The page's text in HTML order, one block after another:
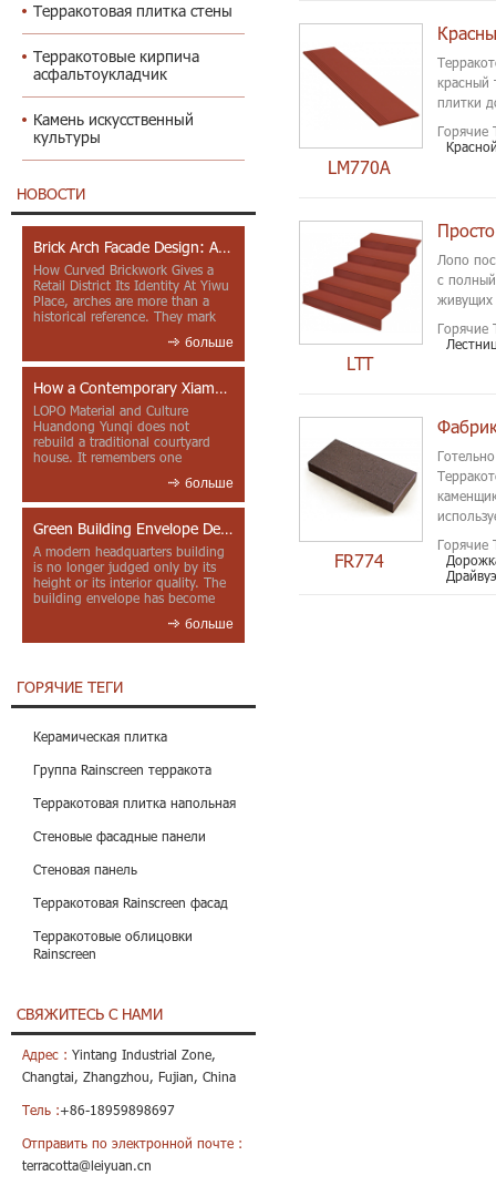
Терракотовая плитка стены
Терракотовые кирпича
асфальтоукладчик
Камень искусственный
культуры
НОВОСТИ
Brick Arch Facade Design: A Closer Look at Yiwu Place
How Curved Brickwork Gives a
Retail District Its Identity At Yiwu
Place, arches are more than a
historical reference. They mark
больше
How a Contemporary Xiamen Project Reframes Minnan Red Brick
LOPO Material and Culture
Huandong Yunqi does not
rebuild a traditional courtyard
house. It remembers one
больше
Green Building Envelope Design: Clay Sunscreen Fins for Modern Headquarters Architecture
A modern headquarters building
is no longer judged only by its
height or its interior quality. The
building envelope has become
больше
ГОРЯЧИЕ ТЕГИ
Керамическая плитка
Группа Rainscreen терракота
Терракотовая плитка напольная
Стеновые фасадные панели
Стеновая панель
Терракотовая Rainscreen фасад
Терракотовые облицовки
Rainscreen
СВЯЖИТЕСЬ С НАМИ
Адрес : Yintang Industrial Zone,
Changtai, Zhangzhou, Fujian, China
Тель :+86-18959898697
Отправить по электронной почте :
terracotta@leiyuan.cn
LM770A
красный
плитки
Горячие
LTT
Лопо
с
живущих
Горячие
FR774
Горячие